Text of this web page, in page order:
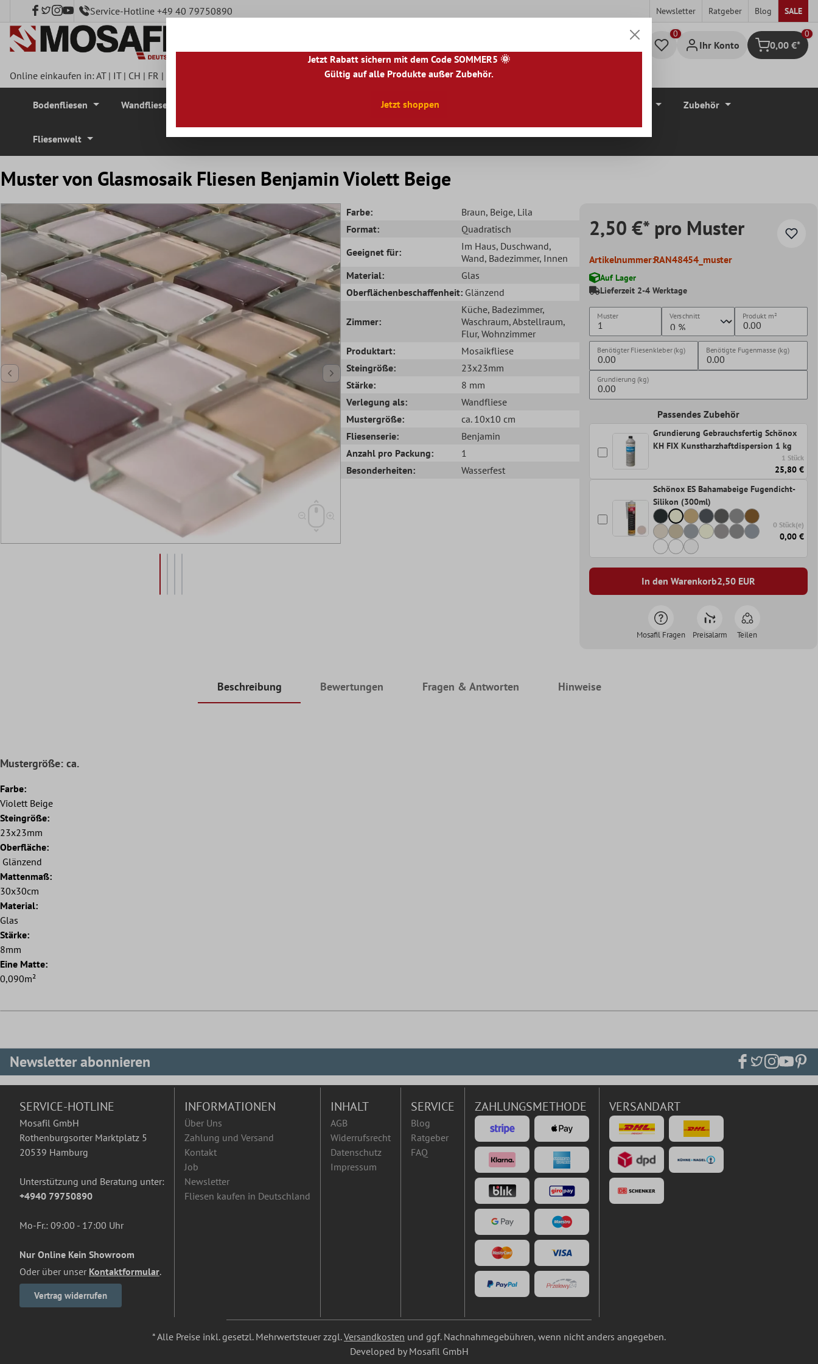
springen Service-Hotline +49 40 79750890 Newsletter Ratgeber Blog SALE
Ihr Konto Warenkorb
0
0,00 €*
Online einkaufen in:AT| IT| CH | FR | |PL|PT|FI|GR|RO|NO|HU|BG|HR|
Bodenfliesen Wandfliesen Terrassenplatten Zubehör
Fliesenwelt
Muster von Glasmosaik Fliesen Benjamin Violett Beige
Farbe: Braun, Beige, Lila
Format:
Quadratisch
Geeignet für:
Im Haus, Duschwand,
Wand, Badezimmer, Innen
Material:
Glas
Oberflächenbeschaffenheit: Glänzend
Zimmer:
Küche, Badezimmer,
Waschraum, Abstellraum,
Flur, Wohnzimmer
Produktart:
Mosaikfliese
Steingröße:
23x23mm
Stärke:
8 mm
Verlegung als:
Wandfliese
Mustergröße:
ca. 10x10 cm
Fliesenserie:
Benjamin
Anzahl pro Packung:
1
Besonderheiten:
Wasserfest
2,50 €* pro Muster
Artikelnummer:RAN48454_muster
Auf Lager
Lieferzeit 2-4 Werktage
Muster Verschnitt Produkt m²
Benötigter Fliesenkleber (kg) Benötigte Fugenmasse (kg)
Grundierung (kg)
Passendes Zubehör
Grundierung Gebrauchsfertig Schönox
KH FIX Kunstharzhaftdispersion 1 kg
1 Stück
25,80 €
Schönox ES Bahamabeige Fugendicht-
Silikon (300ml)
0 Stück(e)
0,00 €
In den Warenkorb2,50EUR
Mosafil Fragen Preisalarm Teilen
Beschreibung Bewertungen Fragen & Antworten Hinweise
Mustergröße: ca.
Farbe:
Violett Beige
Steingröße:
23x23mm
Oberfläche:
Glänzend
Mattenmaß:
30x30cm
Material:
Glas
Stärke:
8mm
Eine Matte:
0,090m²
Newsletter abonnieren
SERVICE-HOTLINE
Mosafil GmbH
Rothenburgsorter Marktplatz 5
20539 Hamburg
Unterstützung und Beratung unter:
+4940 79750890
Mo-Fr.: 09:00 - 17:00 Uhr
Nur Online Kein Showroom
Oder über unser Kontaktformular.
Vertrag widerrufen
INFORMATIONEN
Über Uns
Zahlung und Versand
Kontakt
Job
Newsletter
Fliesen kaufen in Deutschland
INHALT
AGB
Widerrufsrecht
Datenschutz
Impressum
SERVICE
Blog
Ratgeber
FAQ
ZAHLUNGSMETHODE VERSANDART
* Alle Preise inkl. gesetzl. Mehrwertsteuer zzgl.Versandkosten und ggf. Nachnahmegebühren, wenn nicht anders angegeben.
Developed by Mosafil GmbH
Jetzt Rabatt sichern mit dem Code SOMMER5 🌞
Gültig auf alle Produkte außer Zubehör.
Jetzt shoppen